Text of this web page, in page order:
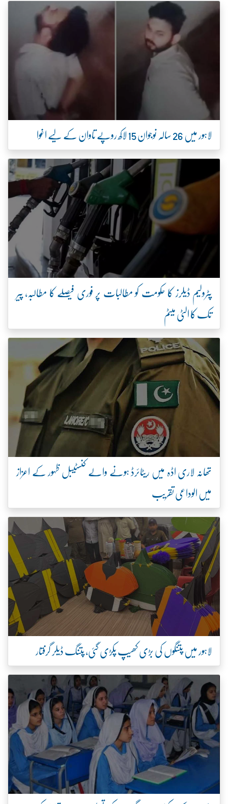
لاہور میں 26 سالہ نوجوان 15 لاکھ روپے تاوان کے لیے اغوا
پٹرولیم ڈیلرز کا حکومت کو مطالبات پر فوری فیصلے کا مطالبہ، پیر
تک کا الٹی میٹم
تھانہ لاری اڈہ میں ریٹائرڈ ہونے والے کنسٹیبل ظہور کے اعزاز
میں الوداعی تقریب
لاہور میں پتنگوں کی بڑی کھیپ پکڑی گئی، پتنگ ڈیلر گرفتار